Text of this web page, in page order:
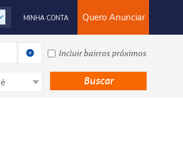
Quero Anunciar
MINHA CONTA
Incluir bairros próximos